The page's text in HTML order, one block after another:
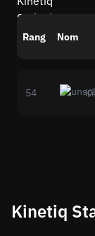
Rang Nom
54
Kinetiq